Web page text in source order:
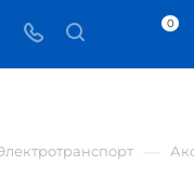
0